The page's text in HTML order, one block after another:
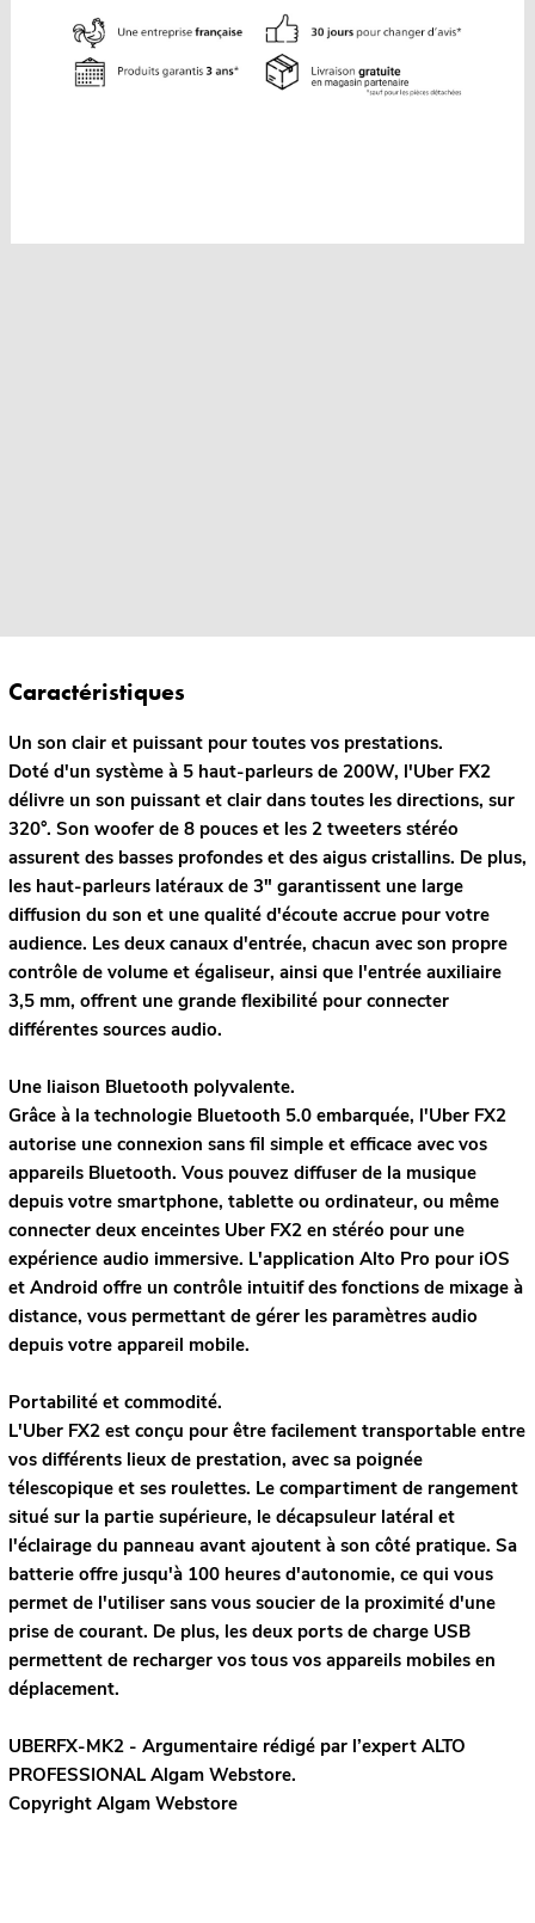
Caractéristiques
Un son clair et puissant pour toutes vos prestations.
Doté d'un système à 5 haut-parleurs de 200W, l'Uber FX2
délivre un son puissant et clair dans toutes les directions, sur
320°. Son woofer de 8 pouces et les 2 tweeters stéréo
assurent des basses profondes et des aigus cristallins. De plus,
les haut-parleurs latéraux de 3" garantissent une large
diffusion du son et une qualité d'écoute accrue pour votre
audience. Les deux canaux d'entrée, chacun avec son propre
contrôle de volume et égaliseur, ainsi que l'entrée auxiliaire
3,5 mm, offrent une grande flexibilité pour connecter
différentes sources audio.
Une liaison Bluetooth polyvalente.
Grâce à la technologie Bluetooth 5.0 embarquée, l'Uber FX2
autorise une connexion sans fil simple et efficace avec vos
appareils Bluetooth. Vous pouvez diffuser de la musique
depuis votre smartphone, tablette ou ordinateur, ou même
connecter deux enceintes Uber FX2 en stéréo pour une
expérience audio immersive. L'application Alto Pro pour iOS
et Android offre un contrôle intuitif des fonctions de mixage à
distance, vous permettant de gérer les paramètres audio
depuis votre appareil mobile.
Portabilité et commodité.
L'Uber FX2 est conçu pour être facilement transportable entre
vos différents lieux de prestation, avec sa poignée
télescopique et ses roulettes. Le compartiment de rangement
situé sur la partie supérieure, le décapsuleur latéral et
l'éclairage du panneau avant ajoutent à son côté pratique. Sa
batterie offre jusqu'à 100 heures d'autonomie, ce qui vous
permet de l'utiliser sans vous soucier de la proximité d'une
prise de courant. De plus, les deux ports de charge USB
permettent de recharger vos tous vos appareils mobiles en
déplacement.
UBERFX-MK2 - Argumentaire rédigé par l’expert ALTO
PROFESSIONALAlgam Webstore.
Copyright Algam Webstore